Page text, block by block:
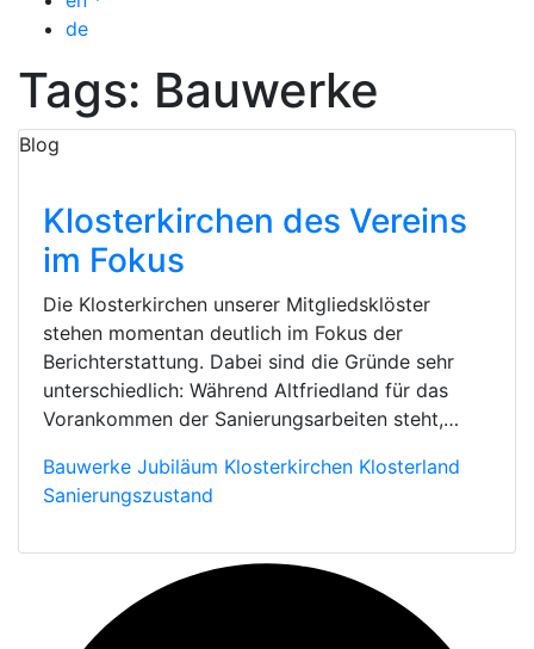
de
Tags: Bauwerke
Blog
Klosterkirchen des Vereins
im Fokus
Die Klosterkirchen unserer Mitgliedsklöster
stehen momentan deutlich im Fokus der
Berichterstattung. Dabei sind die Gründe sehr
unterschiedlich: Während Altfriedland für das
Vorankommen der Sanierungsarbeiten steht,…
Bauwerke Jubiläum Klosterkirchen Klosterland
Sanierungszustand